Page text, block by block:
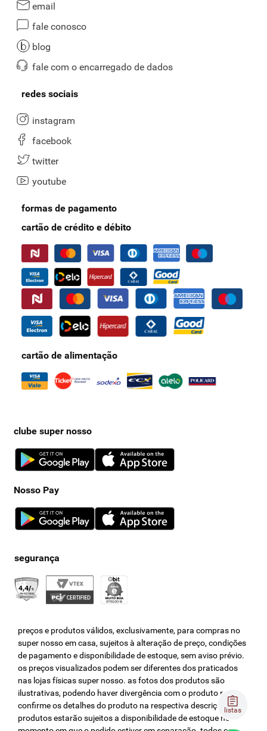
listas
email
fale conosco
blog
fale com o encarregado de dados
redes sociais
instagram
facebook
twitter
youtube
formas de pagamento
cartão de crédito e débito
cartão de alimentação
clube super nosso
Nosso Pay
preços e produtos válidos, exclusivamente, para compras no
super nosso em casa, sujeitos à alteração de preço, condições
de pagamento e disponibilidade de estoque, sem aviso prévio.
os preços visualizados podem ser diferentes dos praticados
nas lojas físicas super nosso. as fotos dos produtos são
ilustrativas, podendo haver divergência com o produto real,
confirme os detalhes do produto na respectiva descrição. os
produtos estarão sujeitos a disponibilidade de estoque no